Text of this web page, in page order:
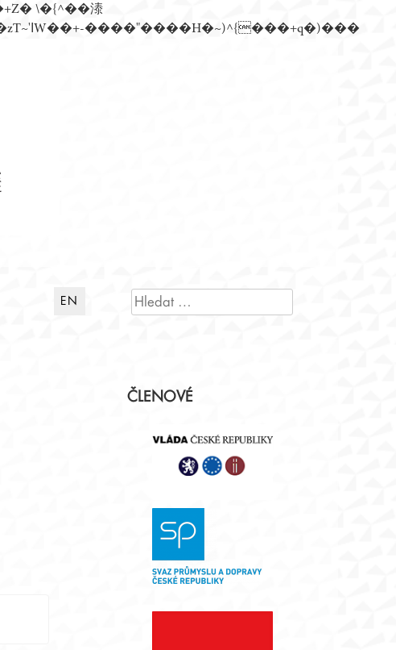
n�)���Z��)�����ڝǩ��+s�گ�0��k����+Z� \�{^���鞳����܆)]� hrW���i���朅��zƬ~'ߊW��+-����"����H�~)^{���+q�)���
EN VYHLEDÁVÁNÍ
ČLENOVÉ